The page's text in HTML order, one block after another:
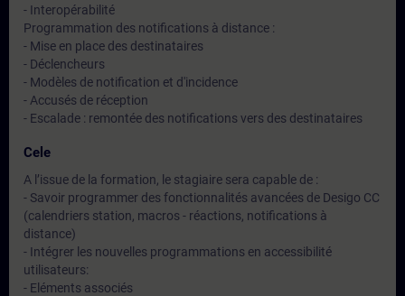
- Interopérabilité
Programmation des notifications à distance :
- Mise en place des destinataires
- Déclencheurs
- Modèles de notification et d'incidence
- Accusés de réception
- Escalade : remontée des notifications vers des destinataires
Cele
A l’issue de la formation, le stagiaire sera capable de :
- Savoir programmer des fonctionnalités avancées de Desigo CC
(calendriers station, macros - réactions, notifications à
distance)
- Intégrer les nouvelles programmations en accessibilité
utilisateurs:
- Eléments associés